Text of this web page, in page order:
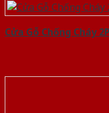
Cửa Gỗ Chống Cháy